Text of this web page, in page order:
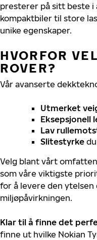
presterer på sitt beste
kompaktbiler til store
unike egenskaper.
HVORFOR
ROVER?
Vår avanserte
Utmerket
Eksepsjonell
Lav
Slitestyrke
Velg blant vårt
som våre viktigste
for å levere den
miljøpåvirkningen.
Klar til å finne det
finne ut hvilke Nokian